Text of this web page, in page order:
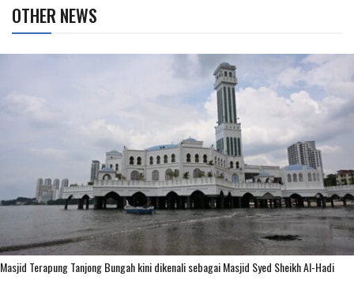
OTHER NEWS
Masjid Terapung Tanjong Bungah kini dikenali sebagai Masjid Syed Sheikh Al-Hadi